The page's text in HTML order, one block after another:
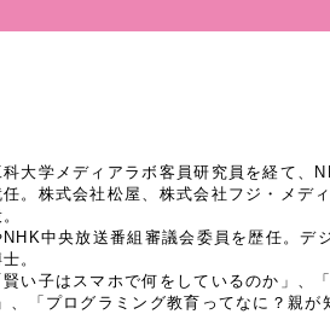
大学メディアラボ客員研究員を経て、
。株式会社松屋、株式会社フジ・メデ
中央放送番組審議会委員を歴任。デ
。
い子はスマホで何をしているのか」、
「プログラミング教育ってなに？親が